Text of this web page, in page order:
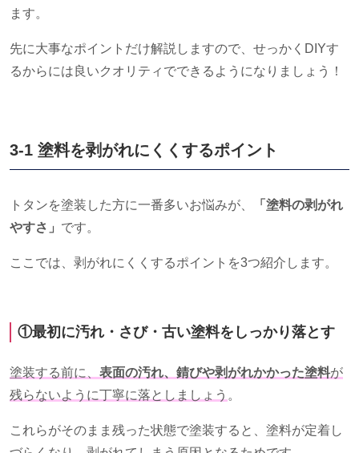
ます。
先に大事なポイントだけ解説しますので、せっかくDIYす
るからには良いクオリティでできるようになりましょう！
3-1 塗料を剥がれにくくするポイント
トタンを塗装した方に一番多いお悩みが、
「塗料の剥がれ
やすさ」 です。
ここでは、剥がれにくくするポイントを3つ紹介します。
①最初に汚れ・さび・古い塗料をしっかり落とす
塗装する前に、 表面の汚れ、錆びや剥がれかかった塗料が
残らないように丁寧に落としましょう 。
これらがそのまま残った状態で塗装すると、塗料が定着し